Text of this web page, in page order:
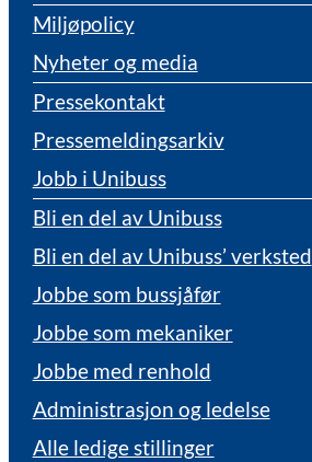
Miljøpolicy
Nyheter og media
Pressekontakt
Pressemeldingsarkiv
Jobb i Unibuss
Bli en del av Unibuss
Bli en del av Unibuss’ verksted
Jobbe som bussjåfør
Jobbe som mekaniker
Jobbe med renhold
Administrasjon og ledelse
Alle ledige stillinger